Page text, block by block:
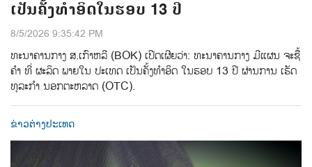
ເປັນຄັ້ງທຳອິດໃນຮອບ 13 ປີ
8/5/2026 9:35:42 PM
ທະນາຄານກາງ ສ.ເກົາຫລີ (BOK) ເປີດເຜີຍວ່າ: ທະນາຄານກາງ ມີແຜນ ຈະຊື້
ຄຳ ທີ່ ຜະລິດ ພາຍໃນ ປະເທດ ເປັນຄັ້ງທຳອິດ ໃນຮອບ 13 ປີ ຜ່ານການ ເຮັດ
ທຸລະກຳ ນອກຕະຫລາດ (OTC).
ຂ່າວຕ່າງປະເທດ